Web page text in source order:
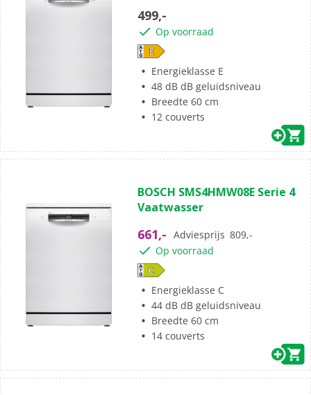
499,-
Op voorraad
Energieklasse E
48 dB dB geluidsniveau
Breedte 60 cm
12 couverts
BOSCH SMS4HMW08E Serie 4
Vaatwasser
661,- Adviesprijs 809,-
Op voorraad
Energieklasse C
44 dB dB geluidsniveau
Breedte 60 cm
14 couverts